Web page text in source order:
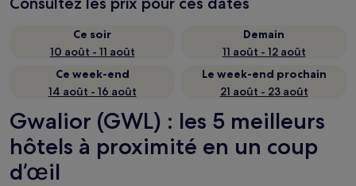
Ce soir
10 août - 11 août
Demain
11 août - 12 août
Ce week-end
14 août - 16 août
Le week-end prochain
21 août - 23 août
Gwalior (GWL) : les 5 meilleurs
hôtels à proximité en un coup
d’œil